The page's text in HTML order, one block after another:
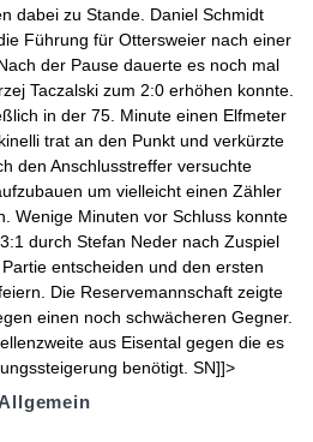
dabei zu Stande. Daniel Schmidt
Führung für Ottersweier nach einer
der Pause dauerte es noch mal
Taczalski zum 2:0 erhöhen konnte.
in der 75. Minute einen Elfmeter
trat an den Punkt und verkürzte
den Anschlusstreffer versuchte
um vielleicht einen Zähler
Wenige Minuten vor Schluss konnte
durch Stefan Neder nach Zuspiel
entscheiden und den ersten
Die Reservemannschaft zeigte
einen noch schwächeren Gegner.
aus Eisental gegen die es
benötigt. SN]]>
Allgemein